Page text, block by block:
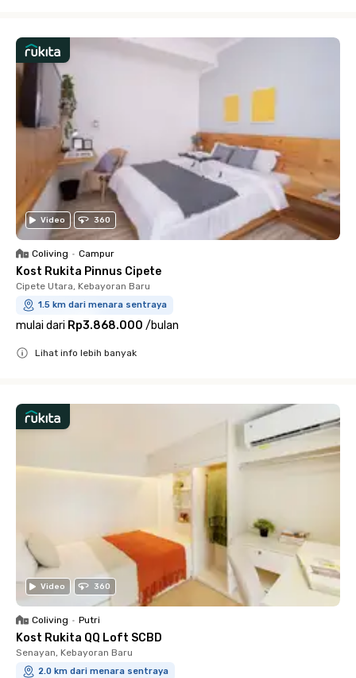
Video 360
Coliving • Campur
Kost Rukita Pinnus Cipete
Cipete Utara, Kebayoran Baru
1.5 km dari menara sentraya
mulai dari Rp3.868.000 /bulan
Lihat info lebih banyak
Video 360
Coliving • Putri
Kost Rukita QQ Loft SCBD
Senayan, Kebayoran Baru
2.0 km dari menara sentraya